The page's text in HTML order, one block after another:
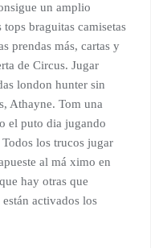
un amplio
braguitas camisetas
prendas más, cartas y
de Circus. Jugar
london hunter sin
Athayne. Tom una
el puto dia jugando
los trucos jugar
al má ximo en
hay otras que
activados los